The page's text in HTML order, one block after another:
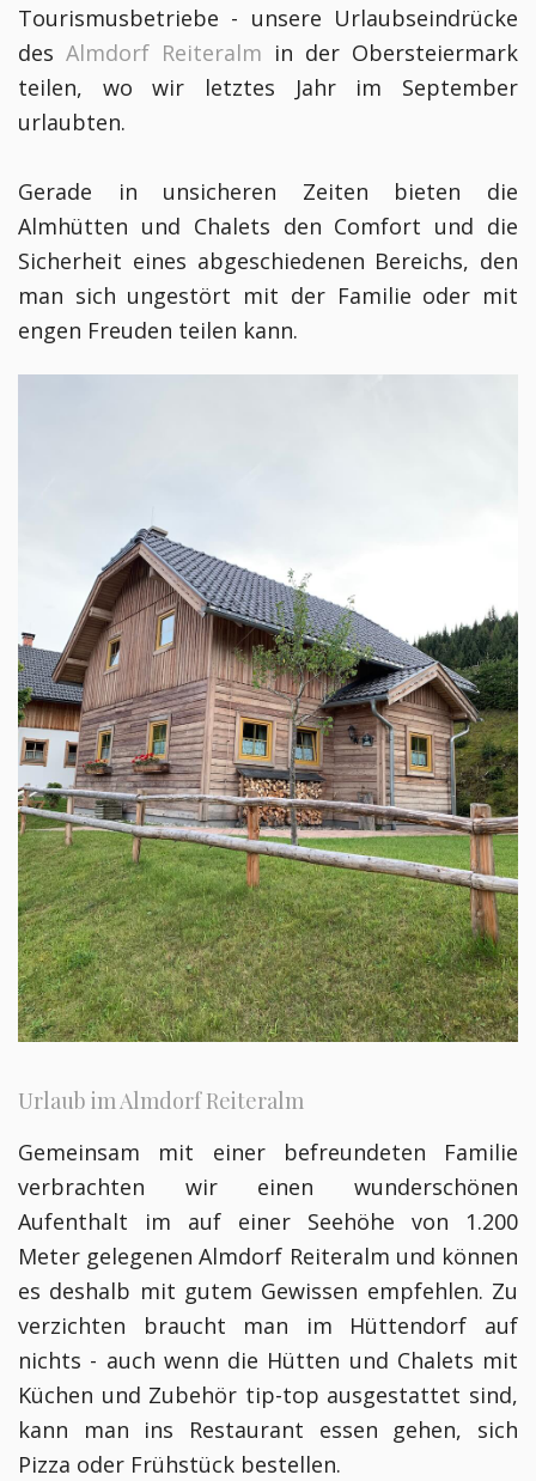
Tourismusbetriebe - unsere Urlaubseindrücke
des Almdorf Reiteralm in der Obersteiermark
teilen, wo wir letztes Jahr im September
urlaubten.
Gerade in unsicheren Zeiten bieten die
Almhütten und Chalets den Comfort und die
Sicherheit eines abgeschiedenen Bereichs, den
man sich ungestört mit der Familie oder mit
engen Freuden teilen kann.
Urlaub im Almdorf Reiteralm
Gemeinsam mit einer befreundeten Familie
verbrachten wir einen wunderschönen
Aufenthalt im auf einer Seehöhe von 1.200
Meter gelegenen Almdorf Reiteralm und können
es deshalb mit gutem Gewissen empfehlen. Zu
verzichten braucht man im Hüttendorf auf
nichts - auch wenn die Hütten und Chalets mit
Küchen und Zubehör tip-top ausgestattet sind,
kann man ins Restaurant essen gehen, sich
Pizza oder Frühstück bestellen.